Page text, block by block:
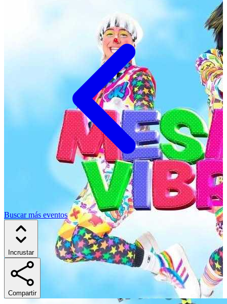
Buscar más eventos
Incrustar
Compartir